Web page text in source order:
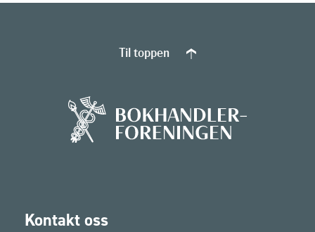
Kontakt oss
Til toppen